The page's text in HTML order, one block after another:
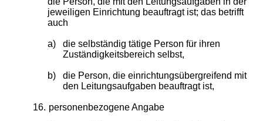
jeweiligen Einrichtung beauftragt ist; das betrifft
auch
a)
die selbständig tätige Person für ihren
Zuständigkeitsbereich selbst,
b)
die Person, die einrichtungsübergreifend mit
den Leitungsaufgaben beauftragt ist,
16. personenbezogene Angabe